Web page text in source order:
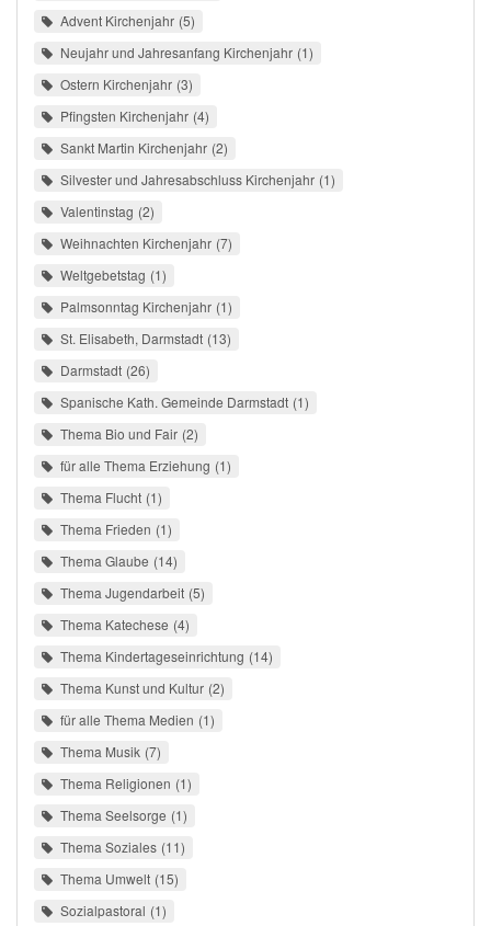
Advent Kirchenjahr 5
Neujahr und Jahresanfang Kirchenjahr 1
Ostern Kirchenjahr 3
Pfingsten Kirchenjahr 4
Sankt Martin Kirchenjahr 2
Silvester und Jahresabschluss Kirchenjahr 1
Valentinstag 2
Weihnachten Kirchenjahr 7
Weltgebetstag 1
Palmsonntag Kirchenjahr 1
St. Elisabeth, Darmstadt 13
Darmstadt 26
Spanische Kath. Gemeinde Darmstadt 1
Thema Bio und Fair 2
für alle Thema Erziehung 1
Thema Flucht 1
Thema Frieden 1
Thema Glaube 14
Thema Jugendarbeit 5
Thema Katechese 4
Thema Kindertageseinrichtung 14
Thema Kunst und Kultur 2
für alle Thema Medien 1
Thema Musik 7
Thema Religionen 1
Thema Seelsorge 1
Thema Soziales 11
Thema Umwelt 15
Sozialpastoral 1